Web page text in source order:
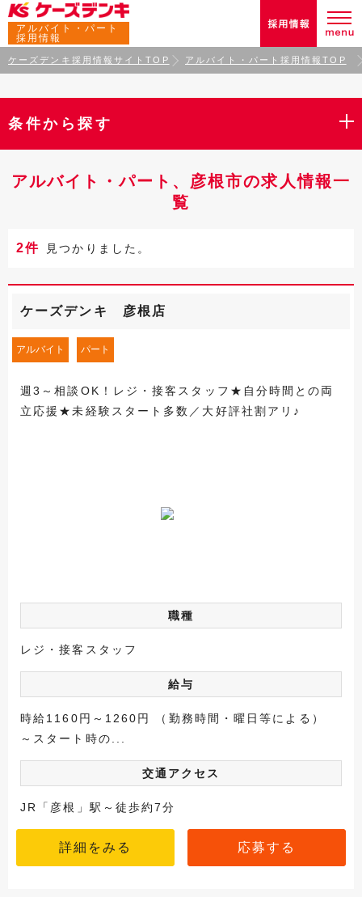
アルバイト・パート
採用情報
ケーズデンキ採用情報サイトTOP アルバイト・パート採用情報TOP
条件から探す
アルバイト・パート、彦根市の求人情報一
覧
2件 見つかりました。
ケーズデンキ 彦根店
アルバイト パート
週3～相談OK！レジ・接客スタッフ★自分時間との両
立応援★未経験スタート多数／大好評社割アリ♪
職種
レジ・接客スタッフ
給与
時給1160円～1260円 （勤務時間・曜日等による）
～スタート時の...
交通アクセス
JR「彦根」駅～徒歩約7分
詳細をみる 応募する